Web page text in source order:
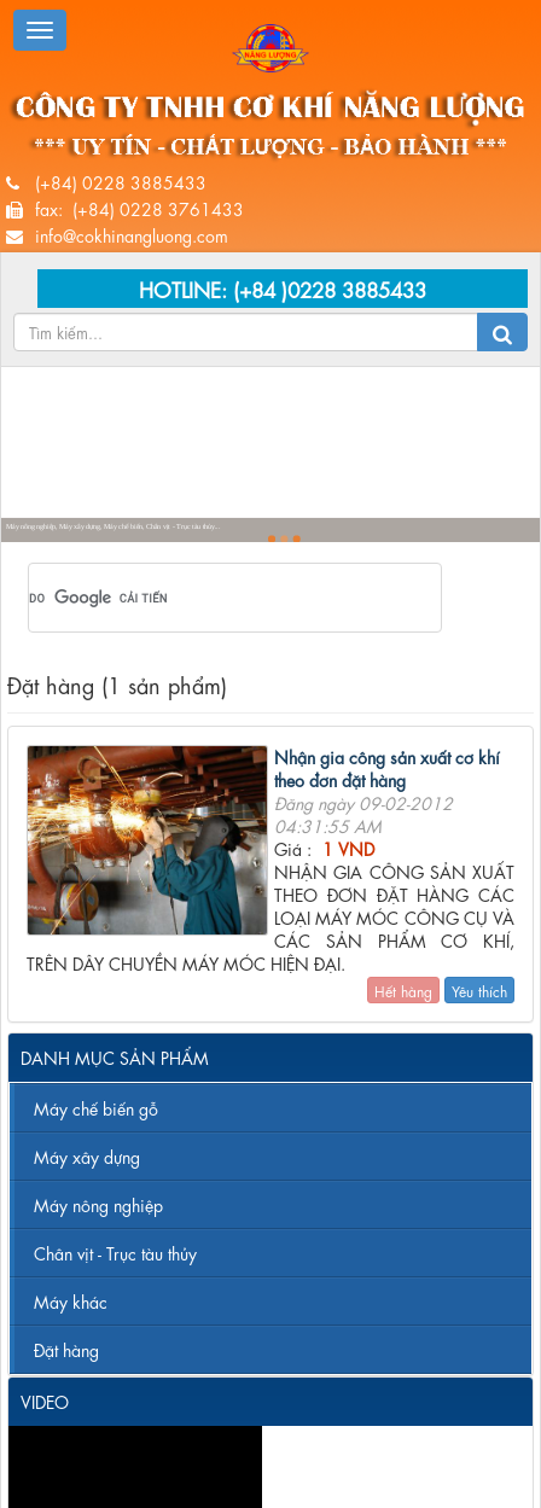
(+84) 0228 3885433
fax: (+84) 0228 3761433
info@cokhinangluong.com
HOTLINE: (+84 )0228 3885433
Máy nông nghiệp, Máy xây dựng, Máy chế biến, Chân vịt - Trục tàu thủy...
Đặt hàng (1 sản phẩm)
Nhận gia công sản xuất cơ khí
theo đơn đặt hàng
Đăng ngày 09-02-2012
04:31:55 AM
Giá :
1 VND
NHẬN GIA CÔNG SẢN XUẤT
THEO ĐƠN ĐẶT HÀNG CÁC
LOẠI MÁY MÓC CÔNG CỤ VÀ
CÁC SẢN PHẨM CƠ KHÍ,
TRÊN DÂY CHUYỀN MÁY MÓC HIỆN ĐẠI.
Hết hàng Yêu thích
DANH MỤC SẢN PHẨM
Máy chế biến gỗ
Máy xây dựng
Máy nông nghiệp
Chân vịt - Trục tàu thủy
Máy khác
Đặt hàng
VIDEO